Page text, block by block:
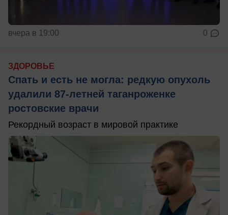
вчера в 19:00 0
ЗДОРОВЬЕ
Спать и есть не могла: редкую опухоль
удалили 87-летней таганроженке
ростовские врачи
Рекордный возраст в мировой практике